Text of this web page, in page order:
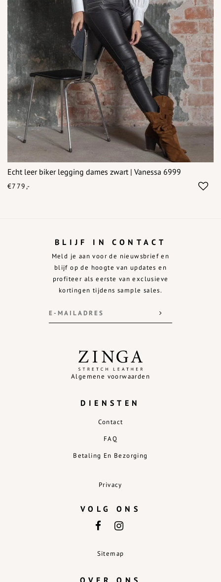
Echt leer biker legging dames zwart | Vanessa 6999
€779,-
Algemene voorwaarden
DIENSTEN
Contact
FAQ
Betaling En Bezorging
Privacy
VOLG ONS
Sitemap
BLIJF IN CONTACT
Meld je aan voor de nieuwsbrief en
blijf op de hoogte van updates en
profiteer als eerste van exclusieve
kortingen tijdens sample sales.